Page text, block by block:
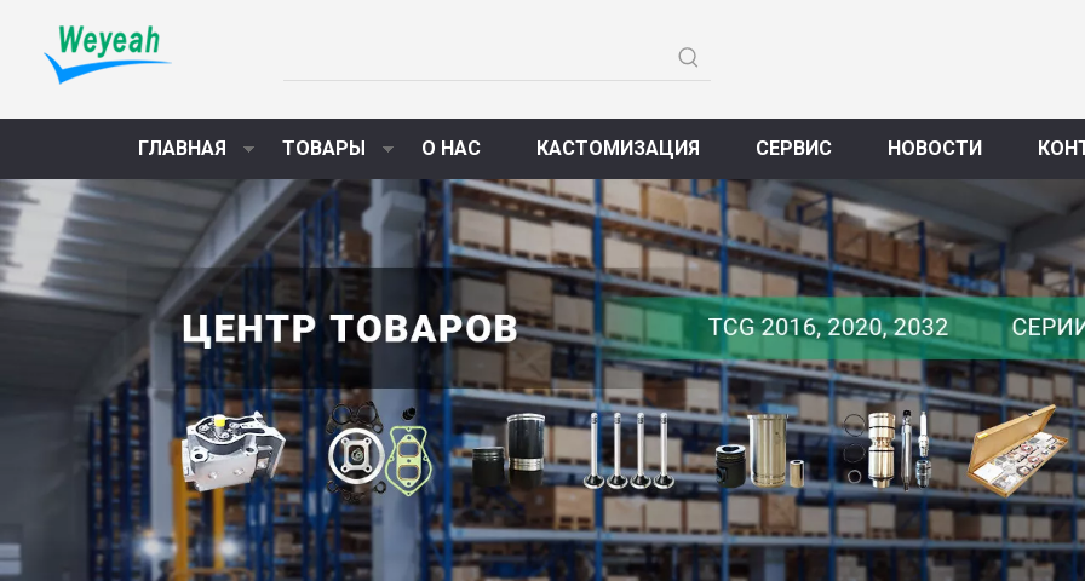
ГЛАВНАЯ ТОВАРЫ О НАС КАСТОМИЗАЦИЯ СЕРВИС НОВОСТИ